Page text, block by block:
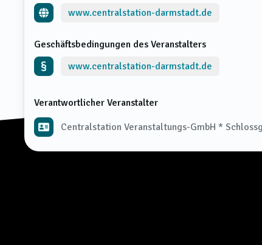
www.centralstation-darmstadt.de
Geschäftsbedingungen des Veranstalters
www.centralstation-darmstadt.de
Verantwortlicher Veranstalter
Centralstation Veranstaltungs-GmbH *